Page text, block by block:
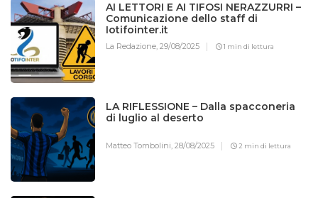
AI LETTORI E AI TIFOSI NERAZZURRI –
Comunicazione dello staff di
Iotifointer.it
La Redazione,29/08/2025 1 min di lettura
LA RIFLESSIONE – Dalla spacconeria
di luglio al deserto
Matteo Tombolini,28/08/2025 2 min di lettura